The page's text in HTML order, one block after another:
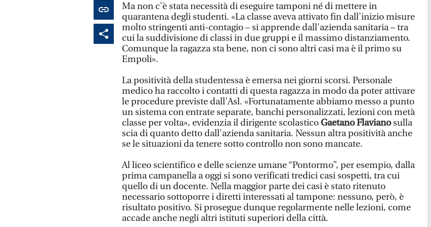
Ma non c'è stata necessità di eseguire tamponi né di mettere in
quarantena degli studenti. «La classe aveva attivato fin dall'inizio misure
molto stringenti anti-contagio – si apprende dall'azienda sanitaria – tra
cui la suddivisione di classi in due gruppi e il massimo distanziamento.
Comunque la ragazza sta bene, non ci sono altri casi ma è il primo su
Empoli».
La positività della studentessa è emersa nei giorni scorsi. Personale
medico ha raccolto i contatti di questa ragazza in modo da poter attivare
le procedure previste dall'Asl. «Fortunatamente abbiamo messo a punto
un sistema con entrate separate, banchi personalizzati, lezioni con metà
classe per volta», evidenzia il dirigente scolasticoGaetano Flavianosulla
scia di quanto detto dall'azienda sanitaria. Nessun altra positività anche
se le situazioni da tenere sotto controllo non sono mancate.
Al liceo scientifico e delle scienze umane “Pontormo”, per esempio, dalla
prima campanella a oggi si sono verificati tredici casi sospetti, tra cui
quello di un docente. Nella maggior parte dei casi è stato ritenuto
necessario sottoporre i diretti interessati al tampone: nessuno, però, è
risultato positivo. Si prosegue dunque regolarmente nelle lezioni, come
accade anche negli altri istituti superiori della città.